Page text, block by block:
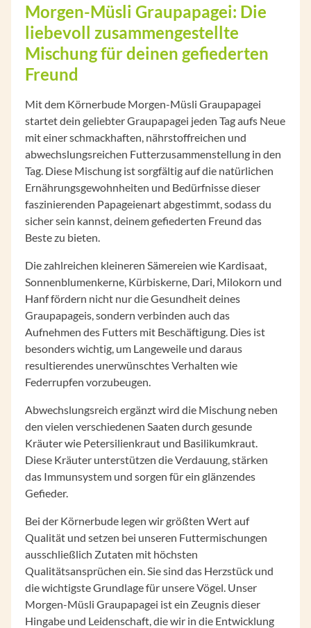
Morgen-Müsli Graupapagei: Die
liebevoll zusammengestellte
Mischung für deinen gefiederten
Freund
Mit dem Körnerbude Morgen-Müsli Graupapagei
startet dein geliebter Graupapagei jeden Tag aufs Neue
mit einer schmackhaften, nährstoffreichen und
abwechslungsreichen Futterzusammenstellung in den
Tag. Diese Mischung ist sorgfältig auf die natürlichen
Ernährungsgewohnheiten und Bedürfnisse dieser
faszinierenden Papageienart abgestimmt, sodass du
sicher sein kannst, deinem gefiederten Freund das
Beste zu bieten.
Die zahlreichen kleineren Sämereien wie Kardisaat,
Sonnenblumenkerne, Kürbiskerne, Dari, Milokorn und
Hanf fördern nicht nur die Gesundheit deines
Graupapageis, sondern verbinden auch das
Aufnehmen des Futters mit Beschäftigung. Dies ist
besonders wichtig, um Langeweile und daraus
resultierendes unerwünschtes Verhalten wie
Federrupfen vorzubeugen.
Abwechslungsreich ergänzt wird die Mischung neben
den vielen verschiedenen Saaten durch gesunde
Kräuter wie Petersilienkraut und Basilikumkraut.
Diese Kräuter unterstützen die Verdauung, stärken
das Immunsystem und sorgen für ein glänzendes
Gefieder.
Bei der Körnerbude legen wir größten Wert auf
Qualität und setzen bei unseren Futtermischungen
ausschließlich Zutaten mit höchsten
Qualitätsansprüchen ein. Sie sind das Herzstück und
die wichtigste Grundlage für unsere Vögel. Unser
Morgen-Müsli Graupapagei ist ein Zeugnis dieser
Hingabe und Leidenschaft, die wir in die Entwicklung